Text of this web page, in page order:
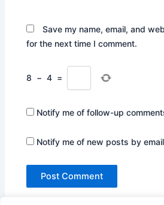
Save my name, email, and
for the next time I comment.
8 − 4 =
Notify me of follow-up
Notify me of new posts by